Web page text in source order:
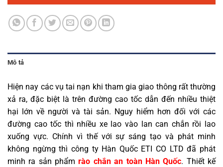
Mô tả
Hiện nay các vụ tai nạn khi tham gia giao thông rất thường
xả ra, đặc biệt là trên đường cao tốc dẫn đến nhiều thiệt
hại lớn về người và tài sản. Nguy hiểm hơn đối với các
đường cao tốc thì nhiều xe lao vào lan can chắn rồi lao
xuống vực. Chính vì thế với sự sáng tạo và phát minh
không ngừng thì công ty Hàn Quốc ETI CO LTD đã phát
minh ra sản phẩmrào chắn an toàn Hàn Quốc. Thiết kế